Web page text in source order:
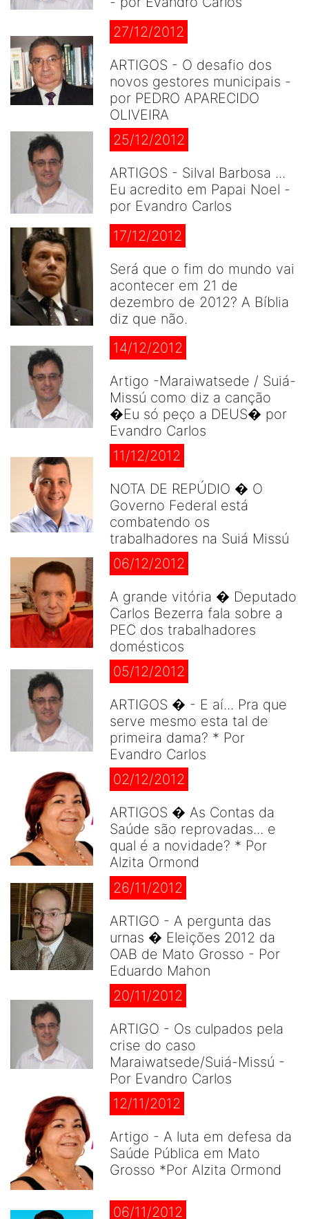
27/12/2012
ARTIGOS - O desafio dos
novos gestores municipais -
por PEDRO APARECIDO
OLIVEIRA
25/12/2012
ARTIGOS - Silval Barbosa ...
Eu acredito em Papai Noel -
por Evandro Carlos
17/12/2012
Será que o fim do mundo vai
acontecer em 21 de
dezembro de 2012? A Bíblia
diz que não.
14/12/2012
Artigo -Maraiwatsede / Suiá-
Missú como diz a canção
�Eu só peço a DEUS� por
Evandro Carlos
11/12/2012
NOTA DE REPÚDIO � O
Governo Federal está
combatendo os
trabalhadores na Suiá Missú
06/12/2012
A grande vitória � Deputado
Carlos Bezerra fala sobre a
PEC dos trabalhadores
domésticos
05/12/2012
ARTIGOS � - E aí... Pra que
serve mesmo esta tal de
primeira dama? * Por
Evandro Carlos
02/12/2012
ARTIGOS � As Contas da
Saúde são reprovadas... e
qual é a novidade? * Por
Alzita Ormond
26/11/2012
ARTIGO - A pergunta das
urnas � Eleições 2012 da
OAB de Mato Grosso - Por
Eduardo Mahon
20/11/2012
ARTIGO - Os culpados pela
crise do caso
Maraiwatsede/Suiá-Missú -
Por Evandro Carlos
12/11/2012
Artigo - A luta em defesa da
Saúde Pública em Mato
Grosso *Por Alzita Ormond
06/11/2012